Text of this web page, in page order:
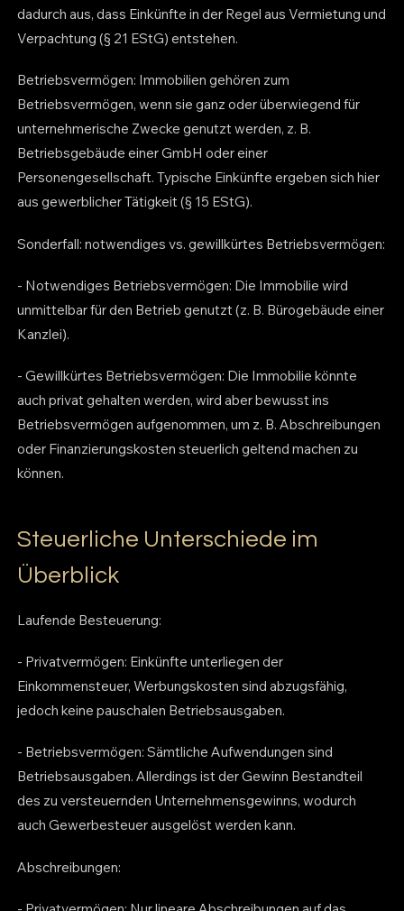
dadurch aus, dass Einkünfte in der Regel aus Vermietung und
Verpachtung (§ 21 EStG) entstehen.
Betriebsvermögen: Immobilien gehören zum
Betriebsvermögen, wenn sie ganz oder überwiegend für
unternehmerische Zwecke genutzt werden, z. B.
Betriebsgebäude einer GmbH oder einer
Personengesellschaft. Typische Einkünfte ergeben sich hier
aus gewerblicher Tätigkeit (§ 15 EStG).
Sonderfall: notwendiges vs. gewillkürtes Betriebsvermögen:
- Notwendiges Betriebsvermögen: Die Immobilie wird
unmittelbar für den Betrieb genutzt (z. B. Bürogebäude einer
Kanzlei).
- Gewillkürtes Betriebsvermögen: Die Immobilie könnte
auch privat gehalten werden, wird aber bewusst ins
Betriebsvermögen aufgenommen, um z. B. Abschreibungen
oder Finanzierungskosten steuerlich geltend machen zu
können.
Steuerliche Unterschiede im
Überblick
Laufende Besteuerung:
- Privatvermögen: Einkünfte unterliegen der
Einkommensteuer, Werbungskosten sind abzugsfähig,
jedoch keine pauschalen Betriebsausgaben.
- Betriebsvermögen: Sämtliche Aufwendungen sind
Betriebsausgaben. Allerdings ist der Gewinn Bestandteil
des zu versteuernden Unternehmensgewinns, wodurch
auch Gewerbesteuer ausgelöst werden kann.
Abschreibungen: